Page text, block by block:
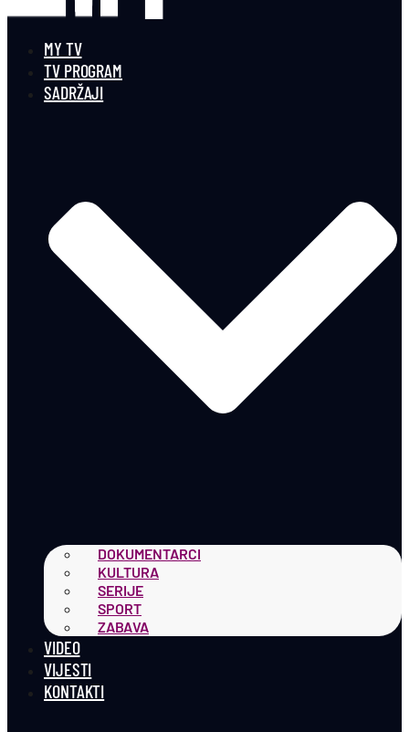
MY TV
TV PROGRAM
SADRŽAJI
DOKUMENTARCI
KULTURA
SERIJE
SPORT
ZABAVA
VIDEO
VIJESTI
KONTAKTI